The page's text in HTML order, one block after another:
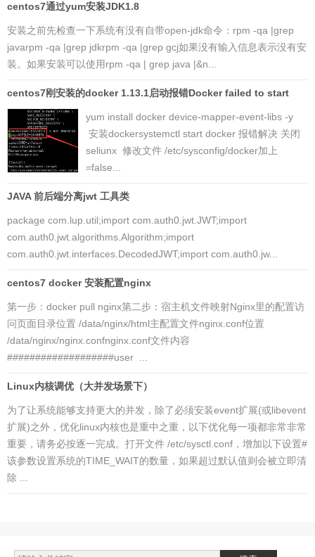
centos7通过yum安装JDK1.8
安装之前先检查一下系统有没有自带open-jdk命令：rpm -qa |grep
javarpm -qa |grep jdkrpm -qa |grep gcj如果没有输入信息表示没有安
装。如果安装可以使用rpm -qa | grep java |&n...
centos7刚安装的docker 1.13.1启动报错Docker failed to start
yum install docker device-mapper-event-libs -y
安装dockersystemctl start docker 报错解决 关闭
seliunx 修改文件 /etc/sysconfig/docker加上
=false...
JAVA 前后端分离jwt 工具类
package com.lup.util;import com.auth0.jwt.JWT;import
com.auth0.jwt.algorithms.Algorithm;import
com.auth0.jwt.interfaces.DecodedJWT;import com.auth0.jw...
centos7 docker 安装配置nginx
第一步：docker pull nginx第二步：宿主机文件映射Nginx里的配置访
问页面目录位置 /data/nginx/html主配置文件nginx.conf位置
/data/nginx/nginx.confnginx.conf文件内容
###################user ...
Linux内核调优（大并发场景下）
为了让系统能够支持更大的并发，除了必须安装event扩展(或libevent
扩展)之外，优化linux内核也是重中之重，以下优化每一项都非常非常
重要，请务必按逐一完成。打开文件 /etc/sysctl.conf，增加以下设置#
该参数设置系统的TIME_WAIT的数量，如果超过默认值则会被立即清
除 ...